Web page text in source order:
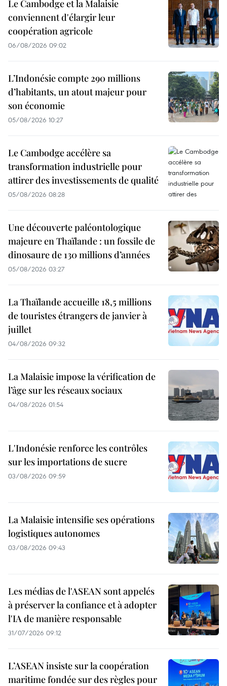
Le Cambodge et la Malaisie
conviennent d'élargir leur
coopération agricole
06/08/2026 09:02
L’Indonésie compte 290 millions
d’habitants, un atout majeur pour
son économie
05/08/2026 10:27
Le Cambodge accélère sa
transformation industrielle pour
attirer des investissements de qualité
05/08/2026 08:28
Une découverte paléontologique
majeure en Thaïlande : un fossile de
dinosaure de 130 millions d’années
05/08/2026 03:27
La Thaïlande accueille 18,5 millions
de touristes étrangers de janvier à
juillet
04/08/2026 09:32
La Malaisie impose la vérification de
l’âge sur les réseaux sociaux
04/08/2026 01:54
L'Indonésie renforce les contrôles
sur les importations de sucre
03/08/2026 09:59
La Malaisie intensifie ses opérations
logistiques autonomes
03/08/2026 09:43
Les médias de l'ASEAN sont appelés
à préserver la confiance et à adopter
l'IA de manière responsable
31/07/2026 09:12
L’ASEAN insiste sur la coopération
maritime fondée sur des règles pour